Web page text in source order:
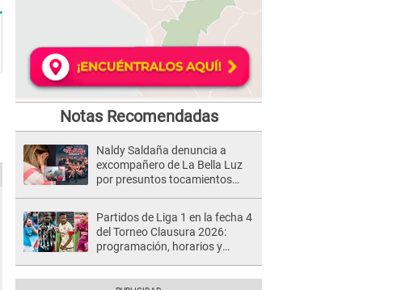
Notas Recomendadas
Naldy Saldaña denuncia a
excompañero de La Bella Luz
por presuntos tocamientos
Partidos de Liga 1 en la fecha 4
del Torneo Clausura 2026:
programación, horarios y